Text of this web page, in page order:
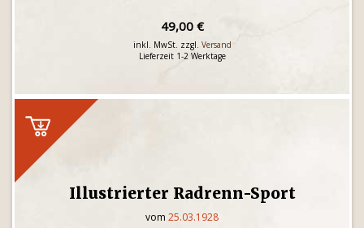
49,00 €
inkl. MwSt. zzgl. Versand
Lieferzeit 1-2 Werktage
Illustrierter Radrenn-Sport
vom 25.03.1928